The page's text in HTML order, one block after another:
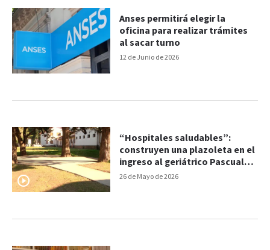
12 de Junio de 2026
Anses permitirá elegir la
oficina para realizar trámites
al sacar turno
26 de Mayo de 2026
“Hospitales saludables”:
construyen una plazoleta en el
ingreso al geriátrico Pascual
Palma